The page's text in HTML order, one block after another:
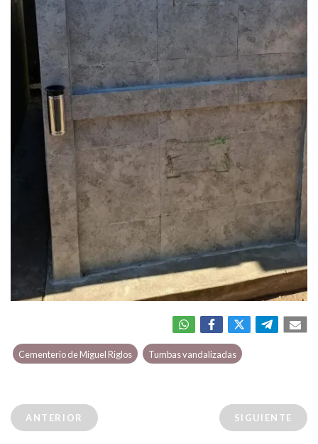
Cementerio de Miguel Riglos Tumbas vandalizadas
ANTERIOR SIGUIENTE